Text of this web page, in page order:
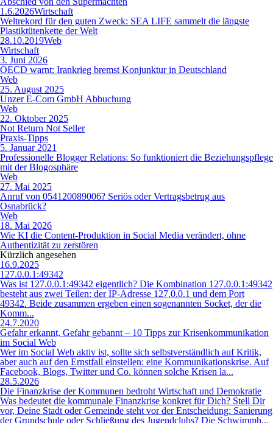
1.6.2026Wirtschaft
Weltrekord für den guten Zweck: SEA LIFE sammelt die längste
Plastiktütenkette der Welt
28.10.2019Web
Wirtschaft
3. Juni 2026
OECD warnt: Irankrieg bremst Konjunktur in Deutschland
Web
25. August 2025
Unzer E-Com GmbH Abbuchung
Web
22. Oktober 2025
Not Return Not Seller
Praxis-Tipps
5. Januar 2021
Professionelle Blogger Relations: So funktioniert die Beziehungspflege
mit der Blogosphäre
Web
27. Mai 2025
Anruf von 054120089006? Seriös oder Vertragsbetrug aus
Osnabrück?
Web
18. Mai 2026
Wie KI die Content-Produktion in Social Media verändert, ohne
Authentizität zu zerstören
Kürzlich angesehen
16.9.2025
127.0.0.1:49342
Was ist 127.0.0.1:49342 eigentlich? Die Kombination 127.0.0.1:49342
besteht aus zwei Teilen: der IP-Adresse 127.0.0.1 und dem Port
49342. Beide zusammen ergeben einen sogenannten Socket, der die
Komm...
24.7.2020
Gefahr erkannt, Gefahr gebannt – 10 Tipps zur Krisenkommunikation
im Social Web
Wer im Social Web aktiv ist, sollte sich selbstverständlich auf Kritik,
aber auch auf den Ernstfall einstellen: eine Kommunikationskrise. Auf
Facebook, Blogs, Twitter und Co. können solche Krisen la...
28.5.2026
Die Finanzkrise der Kommunen bedroht Wirtschaft und Demokratie
Was bedeutet die kommunale Finanzkrise konkret für Dich? Stell Dir
vor, Deine Stadt oder Gemeinde steht vor der Entscheidung: Sanierung
der Grundschule oder Schließung des Jugendclubs? Die Schwimmh...